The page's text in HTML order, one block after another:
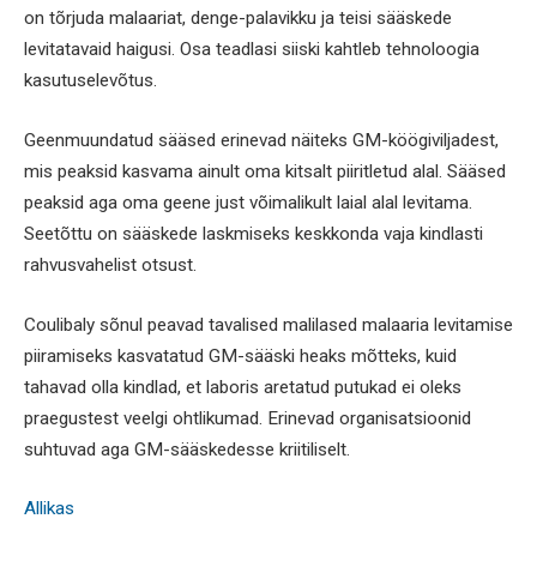
on tõrjuda malaariat, denge-palavikku ja teisi sääskede
levitatavaid haigusi. Osa teadlasi siiski kahtleb tehnoloogia
kasutuselevõtus.
Geenmuundatud sääsed erinevad näiteks GM-köögiviljadest,
mis peaksid kasvama ainult oma kitsalt piiritletud alal. Sääsed
peaksid aga oma geene just võimalikult laial alal levitama.
Seetõttu on sääskede laskmiseks keskkonda vaja kindlasti
rahvusvahelist otsust.
Coulibaly sõnul peavad tavalised malilased malaaria levitamise
piiramiseks kasvatatud GM-sääski heaks mõtteks, kuid
tahavad olla kindlad, et laboris aretatud putukad ei oleks
praegustest veelgi ohtlikumad. Erinevad organisatsioonid
suhtuvad aga GM-sääskedesse kriitiliselt.
Allikas